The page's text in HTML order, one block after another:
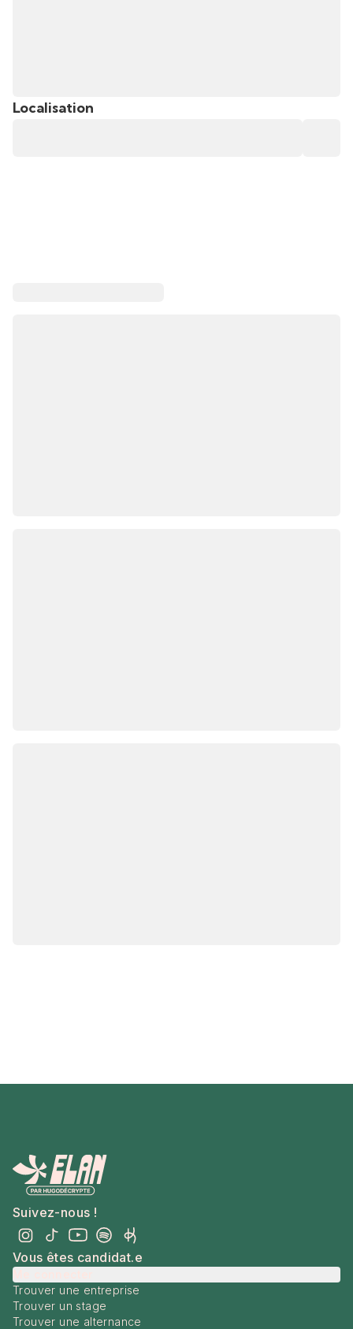
Localisation
Suivez-nous !
Vous êtes candidat.e
Trouver une entreprise
Trouver un stage
Trouver une alternance